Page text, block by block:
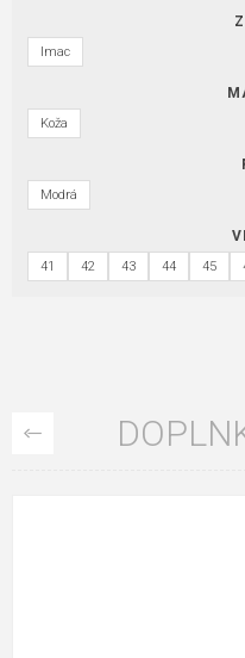
Imac
Koža
Modrá
41 42 43 44 45